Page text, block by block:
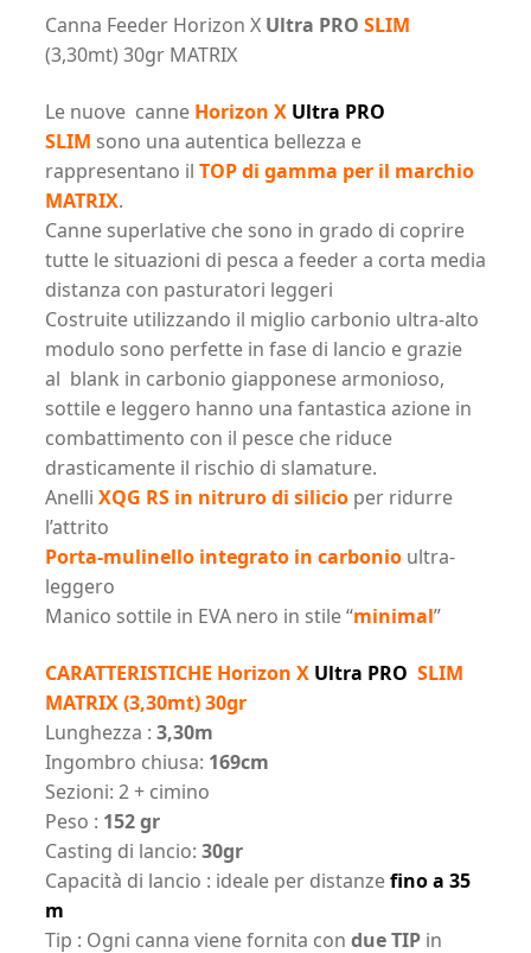
Canna Feeder Horizon X Ultra PRO SLIM
(3,30mt) 30gr MATRIX
Le nuove canne Horizon X Ultra PRO
SLIM sono una autentica bellezza e
rappresentano il TOP di gamma per il marchio
MATRIX.
Canne superlative che sono in grado di coprire
tutte le situazioni di pesca a feeder a corta media
distanza con pasturatori leggeri
Costruite utilizzando il miglio carbonio ultra-alto
modulo sono perfette in fase di lancio e grazie
al blank in carbonio giapponese armonioso,
sottile e leggero hanno una fantastica azione in
combattimento con il pesce che riduce
drasticamente il rischio di slamature.
Anelli XQG RS in nitruro di silicioper ridurre
l’attrito
Porta-mulinello integrato in carbonioultra-
leggero
Manico sottile in EVA nero in stile “minimal”
CARATTERISTICHE Horizon X Ultra PRO SLIM
MATRIX (3,30mt) 30gr
Lunghezza : 3,30m
Ingombro chiusa: 169cm
Sezioni: 2 + cimino
Peso : 152 gr
Casting di lancio: 30gr
Capacità di lancio : ideale per distanzefino a 35
m
Tip : Ogni canna viene fornita con due TIPin